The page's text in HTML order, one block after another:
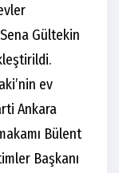
Gültekin
ev
Ankara
Bülent
Başkanı